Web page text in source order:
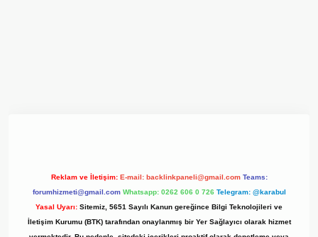
Reklam ve İletişim: E-mail: backlinkpaneli@gmail.com Teams:
forumhizmeti@gmail.com Whatsapp: 0262 606 0 726 Telegram: @karabul
Yasal Uyarı: Sitemiz, 5651 Sayılı Kanun gereğince Bilgi Teknolojileri ve
İletişim Kurumu (BTK) tarafından onaylanmış bir Yer Sağlayıcı olarak hizmet